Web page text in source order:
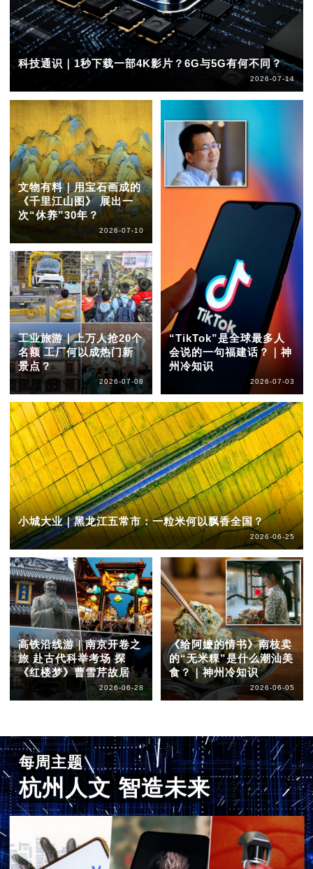
科技通识｜1秒下载一部4K影片？6G与5G有何不同？
2026-07-14
文物有料｜用宝石画成的
《千里江山图》 展出一
次“休养”30年？
2026-07-10
工业旅游｜上万人抢20个
名额 工厂何以成热门新
景点？
2026-07-08
“TikTok”是全球最多人
会说的一句福建话？｜神
州冷知识
2026-07-03
小城大业｜黑龙江五常市：一粒米何以飘香全国？
2026-06-25
高铁沿线游｜南京开卷之
旅 赴古代科举考场 探
《红楼梦》曹雪芹故居
2026-06-28
《给阿嬷的情书》南枝卖
的“无米粿”是什么潮汕美
食？｜神州冷知识
2026-06-05
每周主题
杭州人文 智造未来